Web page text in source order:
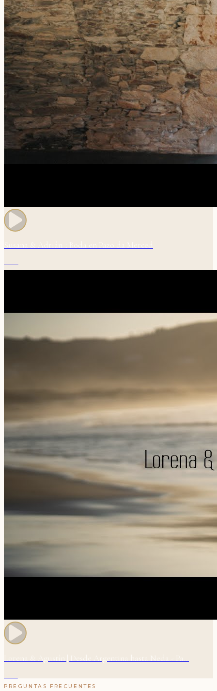
PREGUNTAS FRECUENTES